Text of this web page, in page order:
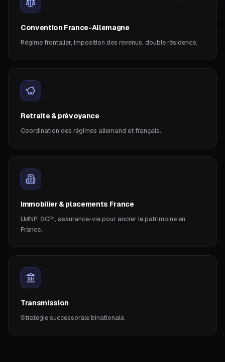
Convention France-Allemagne
Régime frontalier, imposition des revenus, double résidence.
Retraite & prévoyance
Coordination des régimes allemand et français.
Immobilier & placements France
LMNP, SCPI, assurance-vie pour ancrer le patrimoine en
France.
Transmission
Stratégie successorale binationale.